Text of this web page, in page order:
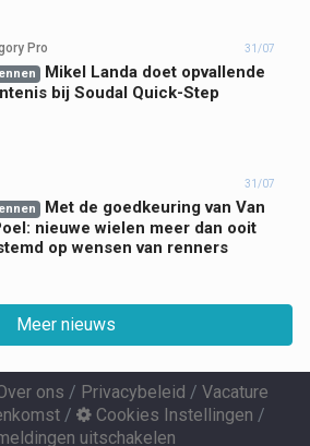
Pro 31/07
Mikel Landa doet opvallende
bij Soudal Quick-Step
31/07
Met de goedkeuring van Van
nieuwe wielen meer dan ooit
op wensen van renners
Meer nieuws
ons / Privacybeleid / Vacature
/ Cookies Instellingen /
uitschakelen